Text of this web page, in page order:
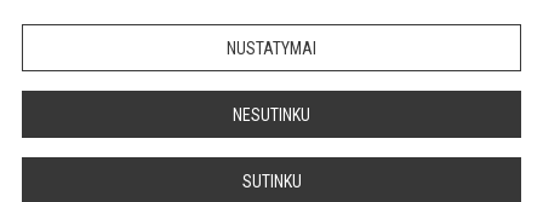
NUSTATYMAI
NESUTINKU
SUTINKU